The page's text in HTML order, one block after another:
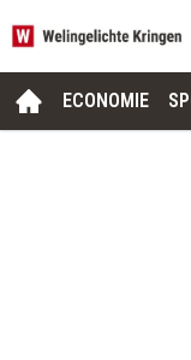
ECONOMIE